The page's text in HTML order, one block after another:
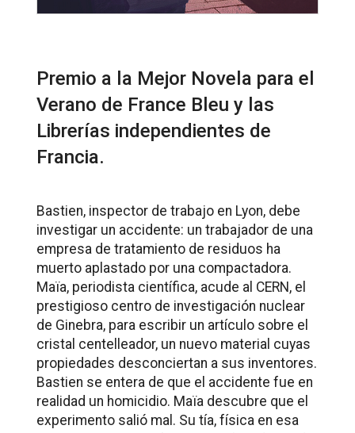
Premio a la Mejor Novela para el
Verano de France Bleu y las
Librerías independientes de
Francia.
Bastien, inspector de trabajo en Lyon, debe
investigar un accidente: un trabajador de una
empresa de tratamiento de residuos ha
muerto aplastado por una compactadora.
Maïa, periodista científica, acude al CERN, el
prestigioso centro de investigación nuclear
de Ginebra, para escribir un artículo sobre el
cristal centelleador, un nuevo material cuyas
propiedades desconciertan a sus inventores.
Bastien se entera de que el accidente fue en
realidad un homicidio. Maïa descubre que el
experimento salió mal. Su tía, física en esa